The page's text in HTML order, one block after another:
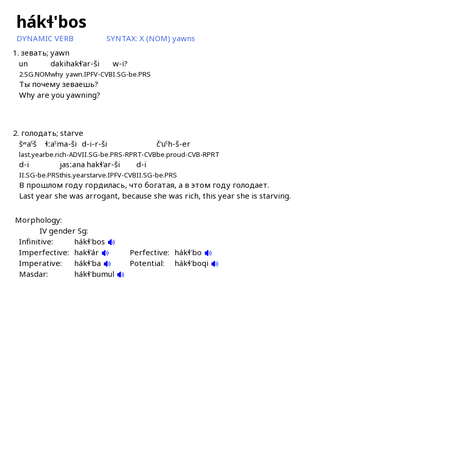
hákɬ'bos
DYNAMIC VERB SYNTAX: X (NOM) yawns
1. зевать; yawn
un
2.SG.NOM
daki
why
hakɬ'ar-ši
yawn.IPFV-CVB
w-i?
I.SG-be.PRS
Ты почему зеваешь?
Why are you yawning?
2. голодать; starve
šʷaˤš
last.year
ɬːaˤma-ši
be.rich-ADV
d-i-r-ši
II.SG-be.PRS-RPRT-CVB
č'uˤh-š-er
be.proud-CVB-RPRT
d-i
II.SG-be.PRS
jasːana
this.year
hakɬ'ar-ši
starve.IPFV-CVB
d-i
II.SG-be.PRS
В прошлом году гордилась, что богатая, а в этом году голодает.
Last year she was arrogant, because she was rich, this year she is starving.
Morphology:
IV gender Sg:
Infinitive:
hákɬ'bos
Imperfective: hakɬ'ár Perfective: hákɬ'bo
Imperative:
hákɬ'ba Potential:
hákɬ'boqi
Masdar:
hákɬ'bumul